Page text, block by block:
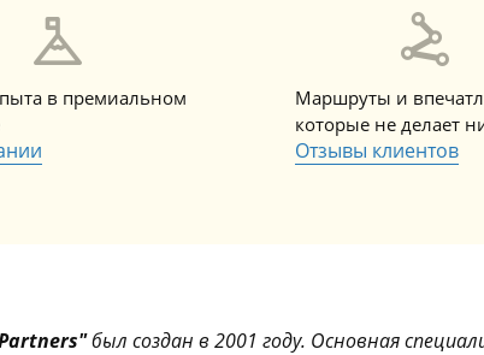
в премиальном
Маршруты и
которые не делает
Отзывы клиентов
был создан в 2001 году. Основная